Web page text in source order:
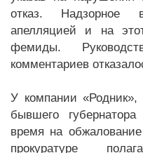
отказ. Надзорное
апелляцией и на
фемиды.
комментариев
У компании
бывшего
время на
прокуратуре